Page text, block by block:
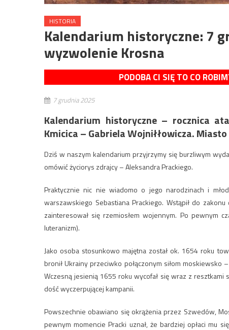
HISTORIA
Kalendarium historyczne: 7
wyzwolenie Krosna
PODOBA CI SIĘ TO CO
7 grudnia 2025
Kalendarium historyczne – rocznica
Kmicica – Gabriela Wojniłłowicza.
Dziś w naszym kalendarium przyjrzymy się burzliwym
omówić życiorys zdrajcy – Aleksandra Prackiego.
Praktycznie nic nie wiadomo o jego narodzinach i
warszawskiego Sebastiana Prackiego. Wstąpił do
zainteresował się rzemiosłem wojennym. Po pewnym
luteranizm).
Jako osoba stosunkowo majętna został ok. 1654 roku
bronił Ukrainy przeciwko połączonym siłom moskiewsko
Wczesną jesienią 1655 roku wycofał się wraz z resztkami
dość wyczerpującej kampanii.
Powszechnie obawiano się okrążenia przez Szwedów,
pewnym momencie Pracki uznał, że bardziej opłaci mu